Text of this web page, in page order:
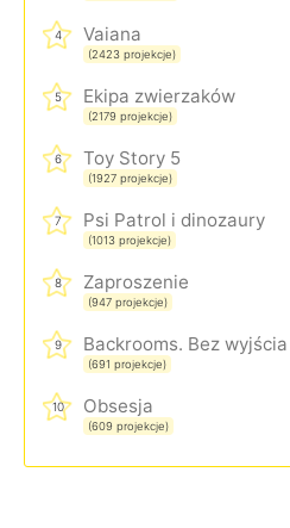
4 Vaiana
(2423 projekcje)
5 Ekipa zwierzaków
(2179 projekcje)
6 Toy Story 5
(1927 projekcje)
7 Psi Patrol i dinozaury
(1013 projekcje)
8 Zaproszenie
(947 projekcje)
9
(691 projekcje)
10 Obsesja
(609 projekcje)